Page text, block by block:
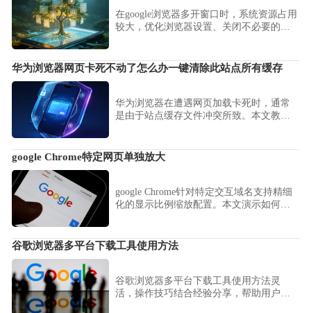
在google浏览器多开窗口时，系统资源占用
较大，优化浏览器设置、关闭不必要的扩
华为浏览器网页卡死不动了怎么办一键清除此站点所有缓存
华为浏览器在遭遇网页加载卡死时，通常
是由于站点缓存文件冲突所致。本文教您
的棘手问题。
google Chrome特定网页单独放大
google Chrome针对特定交互域名支持精细
化的显示比例缩放配置。本文演示如何调
舒适度。
谷歌浏览器多平台下载工具使用方法
谷歌浏览器多平台下载工具使用方法灵
活，操作技巧结合经验分享，帮助用户高